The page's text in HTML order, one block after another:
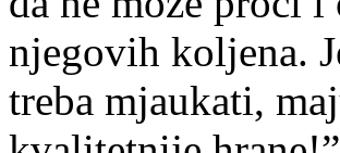
njegovih koljena.
treba mjaukati,